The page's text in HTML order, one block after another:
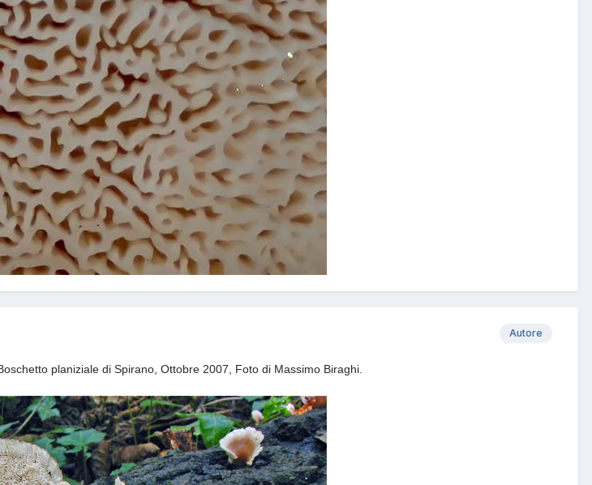
Autore
planiziale di Spirano, Ottobre 2007, Foto di Massimo Biraghi.